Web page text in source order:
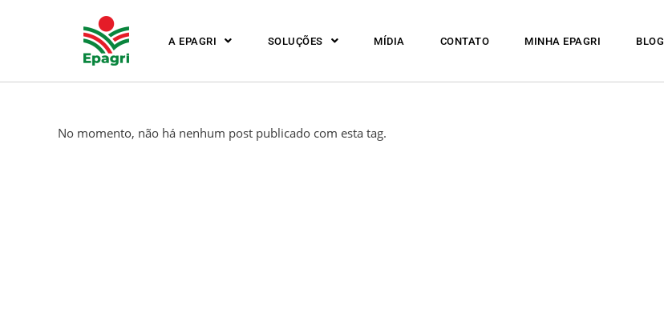
A EPAGRI SOLUÇÕES MÍDIA CONTATO MINHA EPAGRI BLOG
No momento, não há nenhum post publicado com esta tag.